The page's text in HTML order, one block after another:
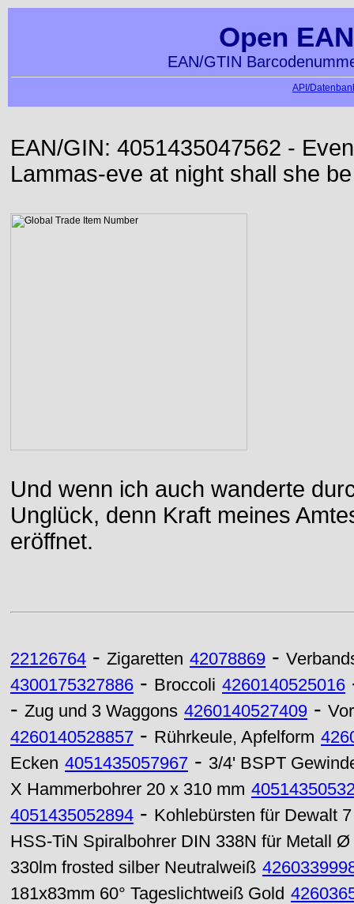
Open
EAN/GTIN
API/
EAN/GIN: 4051435047562 -
Lammas-eve at night shall she
Und wenn ich auch wanderte
Unglück, denn Kraft meines
eröffnet.
22126764 - Zigaretten 42078869 -
4300175327886 - Broccoli 4260140525016
- Zug und 3 Waggons 4260140527409 -
4260140528857 - Rührkeule, Apfelform
Ecken 4051435057967 - 3/4' BSPT
X Hammerbohrer 20 x 310 mm
4051435052894 - Kohlebürsten für Dewalt
HSS-TiN Spiralbohrer DIN 338N für Metall Ø
330lm frosted silber Neutralweiß
181x83mm 60° Tageslichtweiß Gold